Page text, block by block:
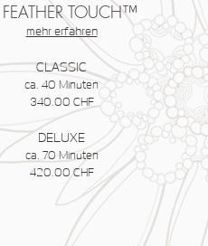
TOUCH™
mehr erfahren
CLASSIC
ca. 40 Minuten
340.00 CHF
DELUXE
ca. 70 Minuten
420.00 CHF